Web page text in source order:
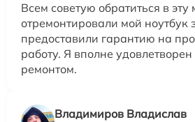
Всем советую обратиться в
отремонтировали мой ноутбук
предоставили гарантию на
работу. Я вполне
ремонтом.
Владимиров Владислав